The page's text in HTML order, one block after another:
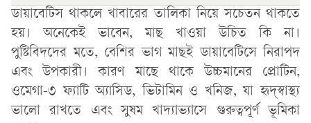
ডায়াবেটিস থাকলে খাবারের তালিকা নিয়ে সচেতন থাকতে
হয়। অনেকেই ভাবেন, মাছ খাওয়া উচিত কি না।
পুষ্টিবিদদের মতে, বেশির ভাগ মাছই ডায়াবেটিসে নিরাপদ
এবং উপকারী। কারণ মাছে থাকে উচ্চমানের প্রোটিন,
ওমেগা-৩ ফ্যাটি অ্যাসিড, ভিটামিন ও খনিজ, যা হৃদ্‌স্বাস্থ্য
ভালো রাখতে এবং সুষম খাদ্যাভ্যাসে গুরুত্বপূর্ণ ভূমিকা